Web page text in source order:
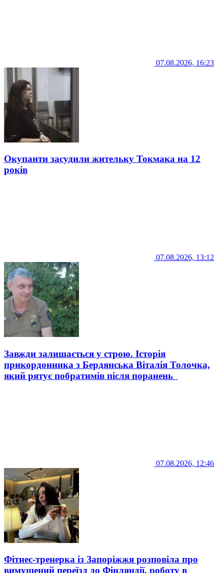
07.08.2026, 16:23
Окупанти засудили жительку Токмака на 12
років
07.08.2026, 13:12
Завжди залишається у строю. Історія
прикордонника з Бердянська Віталія Толочка,
який рятує побратимів після поранень
07.08.2026, 12:46
Фітнес-тренерка із Запоріжжя розповіла про
вимушений переїзд до Фінляндії, роботу в